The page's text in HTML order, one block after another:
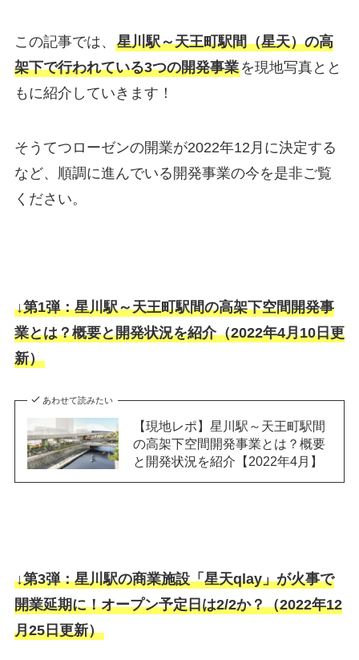
この記事では、 星川駅～天王町駅間（星天）の高
架下で行われている3つの開発事業を現地写真とと
もに紹介していきます！
そうてつローゼンの開業が2022年12月に決定する
など、順調に進んでいる開発事業の今を是非ご覧
ください。
↓第1弾：星川駅～天王町駅間の高架下空間開発事
業とは？概要と開発状況を紹介（2022年4月10日更
新）
あわせて読みたい
【現地レポ】星川駅～天王町駅間
の高架下空間開発事業とは？概要
と開発状況を紹介【2022年4月】
↓第3弾：星川駅の商業施設「星天qlay」が火事で
開業延期に！オープン予定日は2/2か？（2022年12
月25日更新）